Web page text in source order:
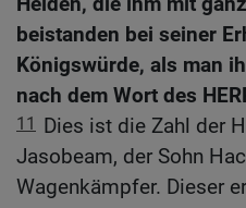
beistanden bei seiner
Königswürde, als man
nach dem Wort des
11
Dies ist die Zahl der
Jasobeam, der Sohn
Wagenkämpfer. Dieser